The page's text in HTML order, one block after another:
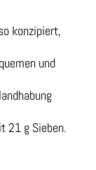
konzipiert,
und
21 g Sieben.